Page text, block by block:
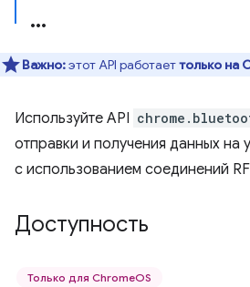
Важно:этот API работаеттолько на
Используйте API
отправки и получения данных на
с использованием соединений
Доступность
Только для ChromeOS